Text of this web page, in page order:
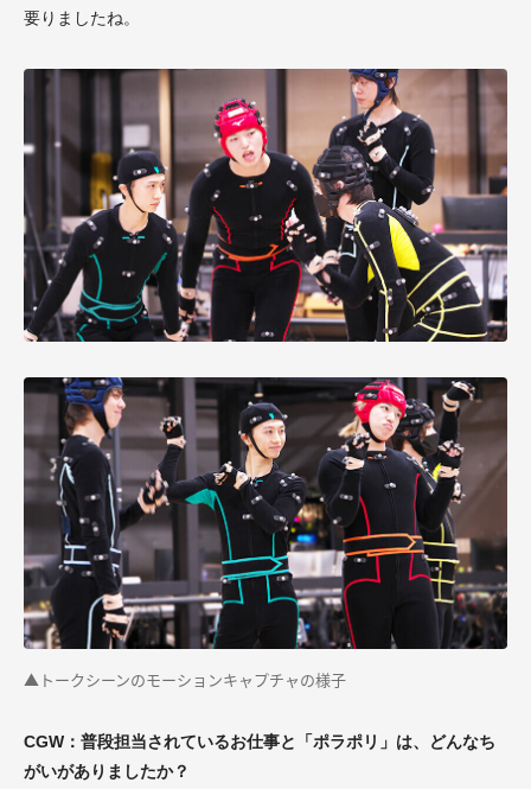
要りましたね。
▲トークシーンのモーションキャプチャの様子
CGW：普段担当されているお仕事と「ポラポリ」は、どんなち
がいがありましたか？